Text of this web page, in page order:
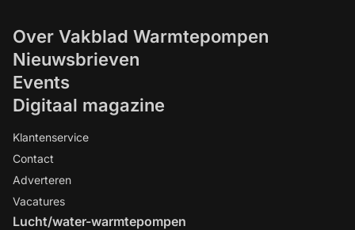
Over Vakblad Warmtepompen
Nieuwsbrieven
Events
Digitaal magazine
Klantenservice
Contact
Adverteren
Vacatures
Lucht/water-warmtepompen